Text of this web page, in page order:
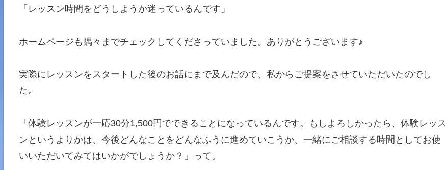
「レッスン時間をどうしようか迷っているんです」
ホームページも隅々までチェックしてくださっていました。ありがとうございます♪
実際にレッスンをスタートした後のお話にまで及んだので、私からご提案をさせていただいたのでし
た。
「体験レッスンが一応30分1,500円でできることになっているんです。もしよろしかったら、体験レッス
ンというよりかは、今後どんなことをどんなふうに進めていこうか、一緒にご相談する時間としてお使
いいただいてみてはいかがでしょうか？」って。